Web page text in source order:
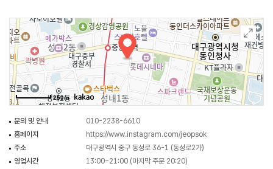
250m
문의 및 안내
010-2238-6610
홈페이지
https://www.instagram.com/jeopsok
주소
대구광역시 중구 동성로 36-1 (동성로2가)
영업시간
13:00~21:00 (마지막 주문 20:20)